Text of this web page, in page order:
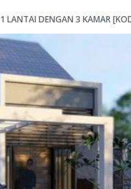
LANTAI DENGAN 3 KAMAR